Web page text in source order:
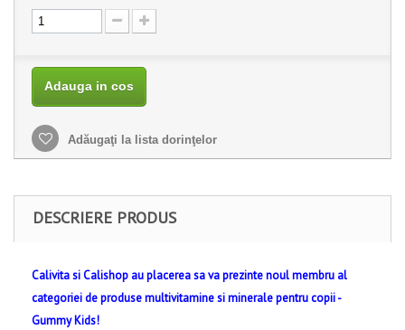
Adauga in cos
Adăugaţi la lista dorinţelor
DESCRIERE PRODUS
Calivita si Calishop au placerea sa va prezinte noul membru al
categoriei de produse multivitamine si minerale pentru copii -
Gummy Kids!